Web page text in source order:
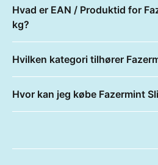
Hvad er EAN / Produktid for
kg?
Hvilken kategori tilhører
Hvor kan jeg købe Fazermint